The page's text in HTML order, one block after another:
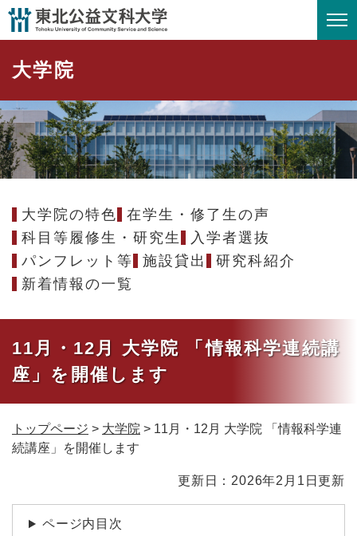
ペ
頭
で
す
。
メニューを飛ばして本文へ
大学院
大学院の特色
在学生・修了生の声
科目等履修生・研究生
入学者選抜
パンフレット等
施設貸出
研究科紹介
新着情報の一覧
11月・12月 大学院 「情報科学連続講
座」を開催します
トップページ > 大学院 > 11月・12月 大学院 「情報科学連
続講座」を開催します
文
更新日：2026年2月1日更新
ページ内目次